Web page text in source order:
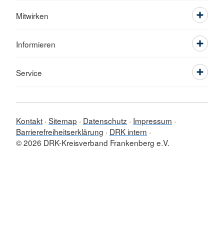
Mitwirken
Informieren
Service
Kontakt Sitemap Datenschutz
Impressum
Barrierefreiheitserklärung
DRK intern
© 2026 DRK-Kreisverband Frankenberg e.V.